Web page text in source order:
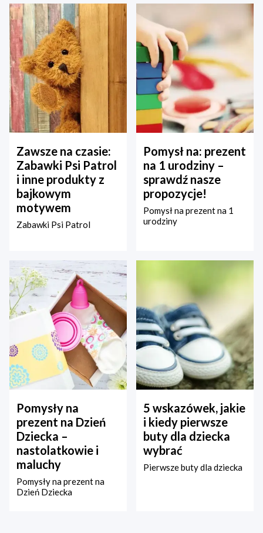
Zawsze na czasie:
Zabawki Psi Patrol
i inne produkty z
bajkowym
motywem
Zabawki Psi Patrol
Pomysł na: prezent
na 1 urodziny –
sprawdź nasze
propozycje!
Pomysł na prezent na 1
urodziny
Pomysły na
prezent na Dzień
Dziecka –
nastolatkowie i
maluchy
Pomysły na prezent na
Dzień Dziecka
5 wskazówek, jakie
i kiedy pierwsze
buty dla dziecka
wybrać
Pierwsze buty dla dziecka